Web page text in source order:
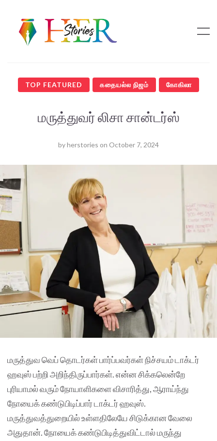
TOP FEATURED கதையல்ல நிஜம் கோகிலா
மருத்துவர் லிசா சான்டர்ஸ்
byherstories on October 7, 2024
மருத்துவ வெப் தொடர்கள் பார்ப்பவர்கள் நிச்சயம் டாக்டர்
ஹவுஸ் பற்றி அறிந்திருப்பார்கள். என்ன சிக்கலென்றே
புரியாமல் வரும் நோயாளிகளை விசாரித்து, ஆராய்ந்து
நோயைக் கண்டுபிடிப்பார் டாக்டர் ஹவுஸ்.
மருத்துவத்துறையில் உள்ளதிலேயே சிடுக்கான வேலை
அதுதான். நோயைக் கண்டுபிடித்துவிட்டால் மருந்து